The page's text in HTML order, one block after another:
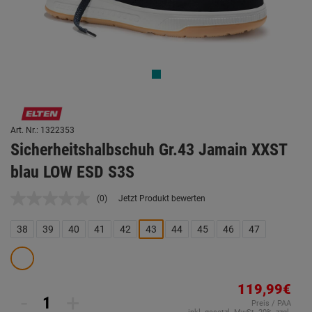
Art. Nr.: 1322353
Sicherheitshalbschuh Gr.43 Jamain XXST
blau LOW ESD S3S
Kein
Link
auf
(0) Jetzt Produkt bewerten
38 39 40 41 42 43 44 45 46 47
119,99€
Preis / PAA